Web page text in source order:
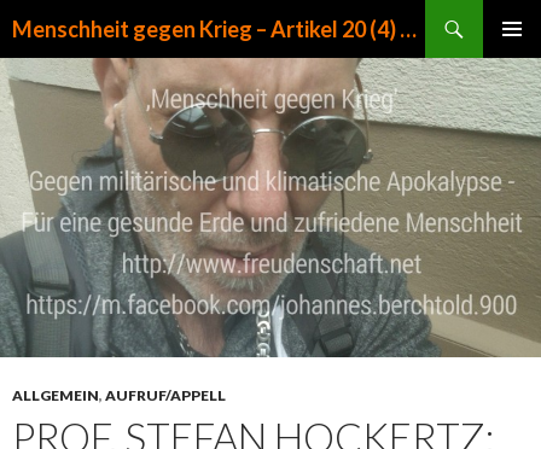
Menschheit gegen Krieg – Artikel 20 (4) GG
MENÜ
ALLGEMEIN, AUFRUF/APPELL
PROF. STEFAN HOCKERTZ: